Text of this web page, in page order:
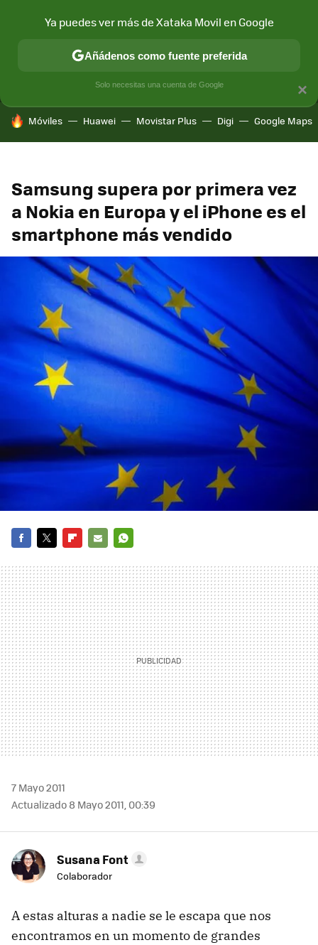
MÓVIL Y SOCIEDAD APLICACIONES
HOY SE HABLA DE
Móviles Huawei Movistar Plus Digi Google Maps
Samsung supera por primera vez
a Nokia en Europa y el iPhone es el
smartphone más vendido
MAIL
7 Mayo 2011
Actualizado 8 Mayo 2011, 00:39
Susana Font
Colaborador
A estas alturas a nadie se le escapa que nos
encontramos en un momento de grandes
×
Ya puedes ver más de Xataka Movil en Google
Añádenos como fuente preferida
Solo necesitas una cuenta de Google